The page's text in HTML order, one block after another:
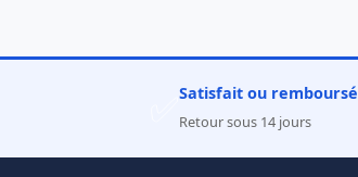
Satisfait ou remboursé
Retour sous 14 jours